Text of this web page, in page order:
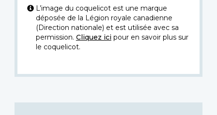
L’image du coquelicot est une marque
déposée de la Légion royale canadienne
(Direction nationale) et est utilisée avec sa
permission. Cliquez icipour en savoir plus sur
le coquelicot.